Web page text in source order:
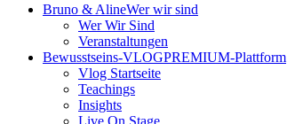
Bruno & AlineWer wir sind
Wer Wir Sind
Veranstaltungen
Bewusstseins-VLOGPREMIUM-Plattform
Vlog Startseite
Teachings
Insights
Live On Stage